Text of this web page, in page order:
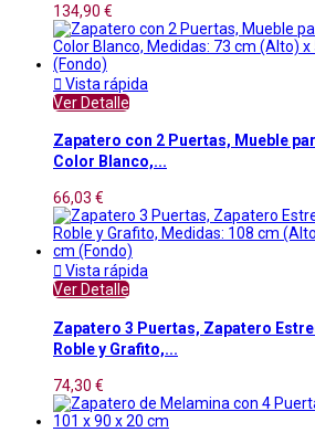
134,90 €
 Vista rápida
Ver Detalle
Zapatero con 2 Puertas, Mueble
Color Blanco,...
66,03 €
 Vista rápida
Ver Detalle
Zapatero 3 Puertas, Zapatero
Roble y Grafito,...
74,30 €